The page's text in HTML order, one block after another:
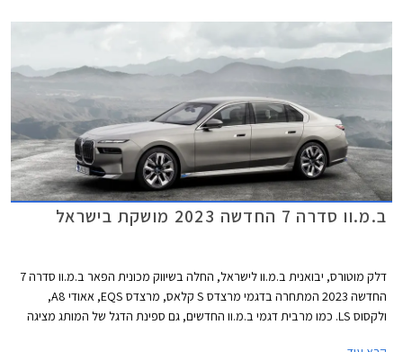
הסוללה.
ב.מ.וו סדרה 7 החדשה 2023 מושקת בישראל
דלק מוטורס, יבואנית ב.מ.וו לישראל, החלה בשיווק מכונית הפאר ב.מ.וו סדרה 7
החדשה 2023 המתחרה בדגמי מרצדס S קלאס, מרצדס EQS, אאודי A8,
ולקסוס LS. כמו מרבית דגמי ב.מ.וו החדשים, גם ספינת הדגל של המותג מציגה